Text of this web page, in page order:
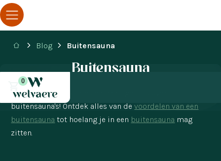
0
Blog Buitensauna
Buitensauna
Ontdek nieuwsupdates en handige tips over
buitensauna's! Ontdek alles van devoordelen van een
buitensauna tot hoelang je in een buitensauna mag
zitten.